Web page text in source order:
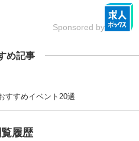
Sponsored by
め記事
すすめイベント20選
履歴